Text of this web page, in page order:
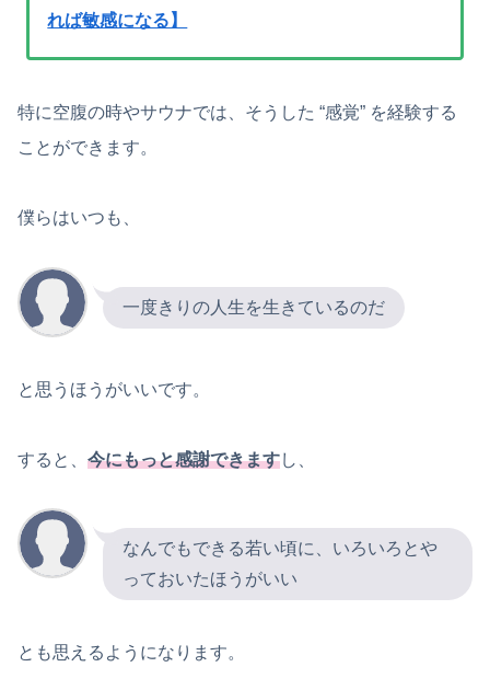
れば敏感になる】
特に空腹の時やサウナでは、そうした “感覚” を経験する
ことができます。
僕らはいつも、
一度きりの人生を生きているのだ
と思うほうがいいです。
すると、 今にもっと感謝できますし、
なんでもできる若い頃に、いろいろとや
っておいたほうがいい
とも思えるようになります。